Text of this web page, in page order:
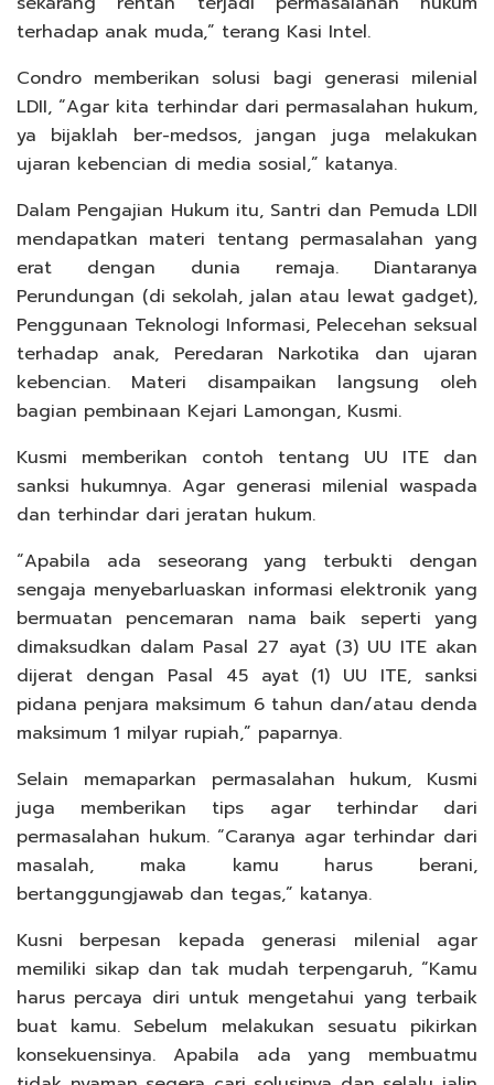
terhadap anak muda,” terang Kasi Intel.
Condro memberikan solusi bagi generasi milenial
LDII, “Agar kita terhindar dari permasalahan hukum,
ya bijaklah ber-medsos, jangan juga melakukan
ujaran kebencian di media sosial,” katanya.
Dalam Pengajian Hukum itu, Santri dan Pemuda LDII
mendapatkan materi tentang permasalahan yang
erat dengan dunia remaja. Diantaranya
Perundungan (di sekolah, jalan atau lewat gadget),
Penggunaan Teknologi Informasi, Pelecehan seksual
terhadap anak, Peredaran Narkotika dan ujaran
kebencian. Materi disampaikan langsung oleh
bagian pembinaan Kejari Lamongan, Kusmi.
Kusmi memberikan contoh tentang UU ITE dan
sanksi hukumnya. Agar generasi milenial waspada
dan terhindar dari jeratan hukum.
“Apabila ada seseorang yang terbukti dengan
sengaja menyebarluaskan informasi elektronik yang
bermuatan pencemaran nama baik seperti yang
dimaksudkan dalam Pasal 27 ayat (3) UU ITE akan
dijerat dengan Pasal 45 ayat (1) UU ITE, sanksi
pidana penjara maksimum 6 tahun dan/atau denda
maksimum 1 milyar rupiah,” paparnya.
Selain memaparkan permasalahan hukum, Kusmi
juga memberikan tips agar terhindar dari
permasalahan hukum. “Caranya agar terhindar dari
masalah, maka kamu harus berani,
bertanggungjawab dan tegas,” katanya.
Kusni berpesan kepada generasi milenial agar
memiliki sikap dan tak mudah terpengaruh, “Kamu
harus percaya diri untuk mengetahui yang terbaik
buat kamu. Sebelum melakukan sesuatu pikirkan
konsekuensinya. Apabila ada yang membuatmu